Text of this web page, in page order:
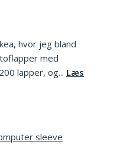
hvor jeg bland
med
lapper, og... Læs